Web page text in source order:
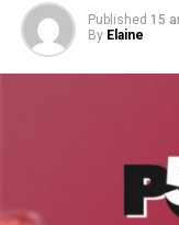
Published 15
By Elaine